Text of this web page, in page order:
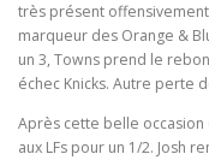
très présent
marqueur des Orange &
un 3, Towns prend le
échec Knicks. Autre perte
Après cette belle occasion
aux LFs pour un 1/2. Josh